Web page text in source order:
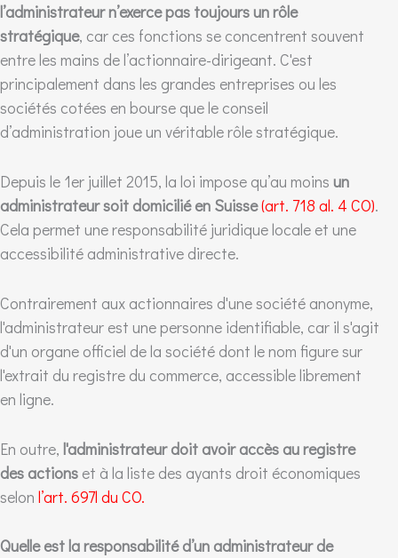
l’administrateur n’exerce pas toujours un rôle
stratégique, car ces fonctions se concentrent souvent
entre les mains de l’actionnaire-dirigeant. C'est
principalement dans les grandes entreprises ou les
sociétés cotées en bourse que le conseil
d’administration joue un véritable rôle stratégique.
Depuis le 1er juillet 2015, la loi impose qu’au moins un
administrateur soit domicilié en Suisse(art. 718 al. 4 CO).
Cela permet une responsabilité juridique locale et une
accessibilité administrative directe.
Contrairement aux actionnaires d'une société anonyme,
l'administrateur est une personne identifiable, car il s'agit
d'un organe officiel de la société dont le nom figure sur
l'extrait du registre du commerce, accessible librement
en ligne.
En outre, l'administrateur doit avoir accès au registre
des actions et à la liste des ayants droit économiques
selon l’art. 697l du CO.
Quelle est la responsabilité d’un administrateur de